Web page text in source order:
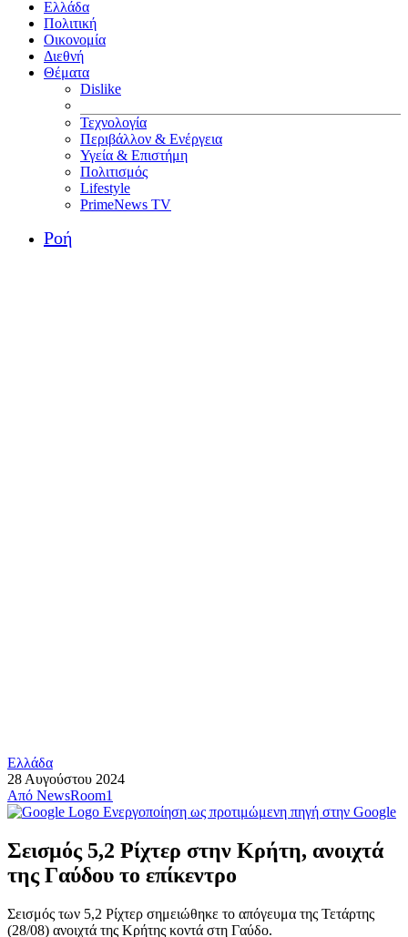
Ελλάδα
Πολιτική
Οικονομία
Διεθνή
Θέματα
Dislike
Τεχνολογία
Περιβάλλον & Ενέργεια
Υγεία & Επιστήμη
Πολιτισμός
Lifestyle
PrimeNews TV
Ροή
Ελλάδα
28 Αυγούστου 2024
Από NewsRoom1
Ενεργοποίηση ως προτιμώμενη πηγή στην Google
Σεισμός 5,2 Ρίχτερ στην Κρήτη, ανοιχτά
της Γαύδου το επίκεντρο
Σεισμός των 5,2 Ρίχτερ σημειώθηκε το απόγευμα της Τετάρτης
(28/08) ανοιχτά της Κρήτης κοντά στη Γαύδο.